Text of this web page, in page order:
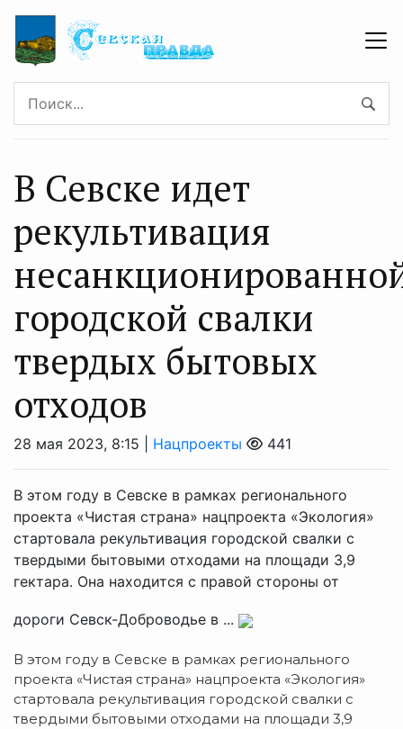
В Севске идет
рекультивация
городской свалки
твердых бытовых
отходов
28 мая 2023, 8:15 | Нацпроекты 441
В этом году в Севске в рамках регионального
проекта «Чистая страна» нацпроекта «Экология»
стартовала рекультивация городской свалки с
твердыми бытовыми отходами на площади 3,9
гектара. Она находится с правой стороны от
дороги Севск-Доброводье в ...
В этом году в Севске в рамках регионального
проекта «Чистая страна» нацпроекта «Экология»
стартовала рекультивация городской свалки с
твердыми бытовыми отходами на площади 3,9